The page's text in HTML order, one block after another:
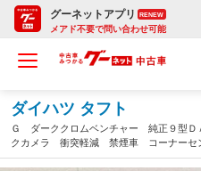
グーネットアプリ RENEW
メアド不要で問い合わせ可能
ダイハツ タフト
Ｇ ダーククロムベンチャー 純正９型
クカメラ 衝突軽減 禁煙車 コーナー
ＬＥＤヘッド ＥＴＣ 純正１５インチア